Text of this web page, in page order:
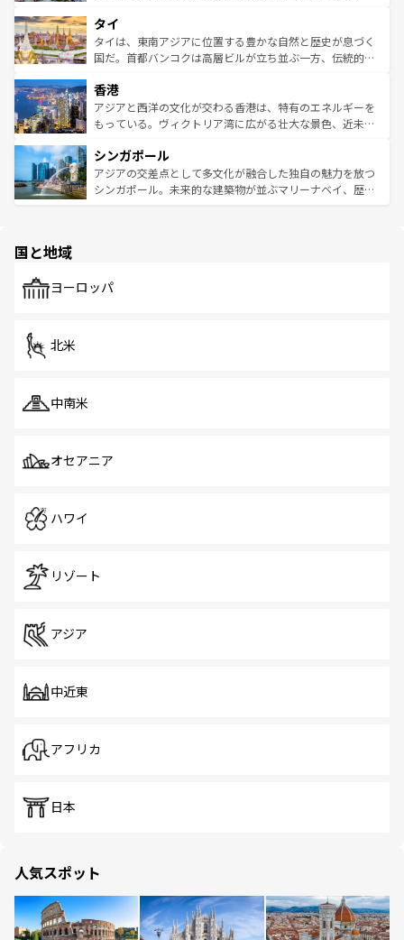
リティに包まれながら、韓国の多彩な魅力を心ゆくまで味
わってみてほしい。 なお、新着の韓国情報はコンテンツ一
覧を参照してほしい。
急速な発展と共に伝統が息づく。ハノイの古い町並みやホ
ーチミン市のフランス統治時代の建物も、独特の雰囲気を
醸し出している。また、バラエティの豊かさとおいしさで
とつ。フォーやバインミー、ベトナムコーヒーなどは、ぜ
ひ現地で味わいたい。どの地域を訪れてもあたたかい人々
が旅行者を迎えてくれるので、きっと忘れられない旅にな
参照してほしい。
タイ
タイは、東南アジアに位置する豊かな自然と歴史が息づく
国だ。首都バンコクは高層ビルが立ち並ぶ一方、伝統的な
の活気が交差している。北部ではチェンマイなどの山岳地
帯で自然と触れ合い、南部ではプーケットやクラビの美し
いビーチでリゾート気分を楽しむことができる。タイ料理
激する。気候は一年中温暖で、どの季節にも異なる楽しみ
が待っている。親しみやすいタイの人々、仏教を中心とし
た文化、そして多様な観光資源が、訪れる旅人を魅了し続
香港
アジアと西洋の文化が交わる香港は、特有のエネルギーを
もっている。ヴィクトリア湾に広がる壮大な景色、近未来
み、どこを訪れても感動するはず。観光スポットが密集し
ており、効率よく見どころを回れるのも魅力。息をのむよ
うな絶景から文化的な体験まで、香港を存分に楽しみ尽く
シンガポール
アジアの交差点として多文化が融合した独自の魅力を放つ
シンガポール。未来的な建築物が並ぶマリーナベイ、歴史
で、ホーカーズは地元の風情を楽しめる外せないスポット
国と地域
ヨーロッパ
北米
中南米
オセアニア
ハワイ
リゾート
アジア
中近東
アフリカ
日本
人気スポット